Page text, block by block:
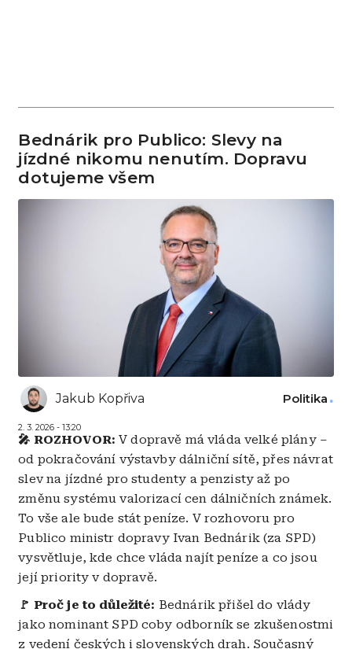
Bednárik pro Publico: Slevy na
jízdné nikomu nenutím. Dopravu
dotujeme všem
Jakub Kopřiva
2. 3. 2026 - 13:20
Politika
🎤 ROZHOVOR: V dopravě má vláda velké plány –
od pokračování výstavby dálniční sítě, přes návrat
slev na jízdné pro studenty a penzisty až po
změnu systému valorizací cen dálničních známek.
To vše ale bude stát peníze. V rozhovoru pro
Publico ministr dopravy Ivan Bednárik (za SPD)
vysvětluje, kde chce vláda najít peníze a co jsou
její priority v dopravě.
🚩 Proč je to důležité: Bednárik přišel do vlády
jako nominant SPD coby odborník se zkušenostmi
z vedení českých i slovenských drah. Současný